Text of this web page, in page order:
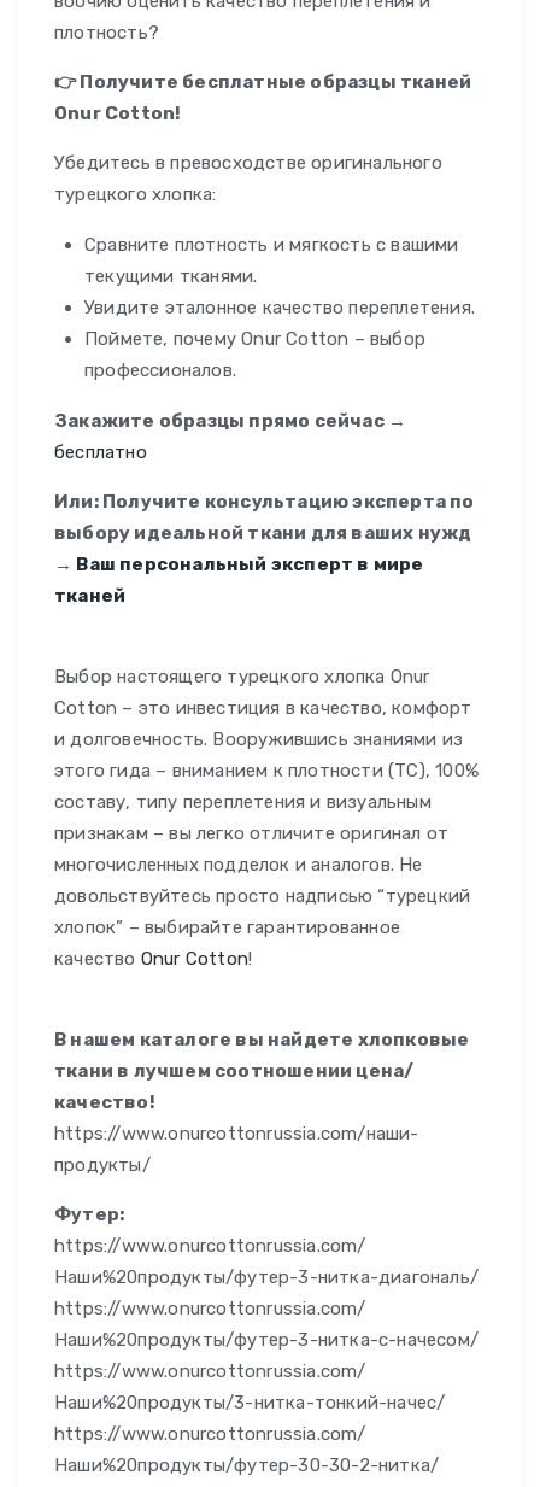
плотность?
👉 Получите бесплатные образцы тканей
Onur Cotton!
Убедитесь в превосходстве оригинального
турецкого хлопка:
Сравните плотность и мягкость с вашими
текущими тканями.
Увидите эталонное качество переплетения.
Поймете, почему Onur Cotton – выбор
профессионалов.
Закажите образцы прямо сейчас →
бесплатно
Или: Получите консультацию эксперта по
выбору идеальной ткани для ваших нужд
→ Ваш персональный эксперт в мире
тканей
Выбор настоящего турецкого хлопка Onur
Cotton – это инвестиция в качество, комфорт
и долговечность. Вооружившись знаниями из
этого гида – вниманием к плотности (TC), 100%
составу, типу переплетения и визуальным
признакам – вы легко отличите оригинал от
многочисленных подделок и аналогов. Не
довольствуйтесь просто надписью “турецкий
хлопок” – выбирайте гарантированное
качество Onur Cotton!
В нашем каталоге вы найдете хлопковые
ткани в лучшем соотношении цена/
качество!
https://www.onurcottonrussia.com/наши-
продукты/
Футер:
https://www.onurcottonrussia.com/
Наши%20продукты/футер-3-нитка-диагональ/
https://www.onurcottonrussia.com/
Наши%20продукты/футер-3-нитка-с-начесом/
https://www.onurcottonrussia.com/
Наши%20продукты/3-нитка-тонкий-начес/
https://www.onurcottonrussia.com/
Наши%20продукты/футер-30-30-2-нитка/